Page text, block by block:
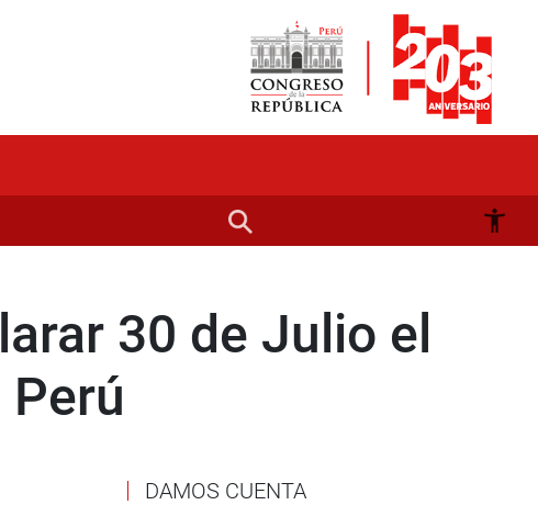
30 de Julio el
DAMOS CUENTA